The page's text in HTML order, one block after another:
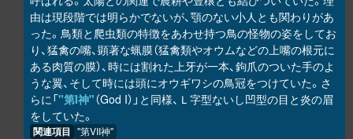
由は現段階では明らかでないが、顎のない小人とも関わりがあ
った。鳥類と爬虫類の特徴をあわせ持つ鳥の怪物の姿をしてお
り、猛禽の嘴、顕著な蝋膜（猛禽類やオウムなどの上嘴の根元に
ある肉質の膜）、時には割れた上牙が一本、鉤爪のついた手のよ
うな翼、そして時には頭にオウギワシの鳥冠をつけていた。さ
らに「"第I神"（God I）」と同様、Ｌ字型ないし凹型の目と炎の眉
をしていた。
関連項目 "第VII神"